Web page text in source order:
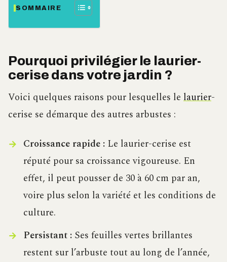
SOMMAIRE
Pourquoi privilégier le laurier-
cerise dans votre jardin ?
Voici quelques raisons pour lesquelles le laurier-
cerise se démarque des autres arbustes :
Croissance rapide :Le laurier-cerise est
réputé pour sa croissance vigoureuse. En
effet, il peut pousser de 30 à 60 cm par an,
voire plus selon la variété et les conditions de
culture.
Persistant :Ses feuilles vertes brillantes
restent sur l’arbuste tout au long de l’année,